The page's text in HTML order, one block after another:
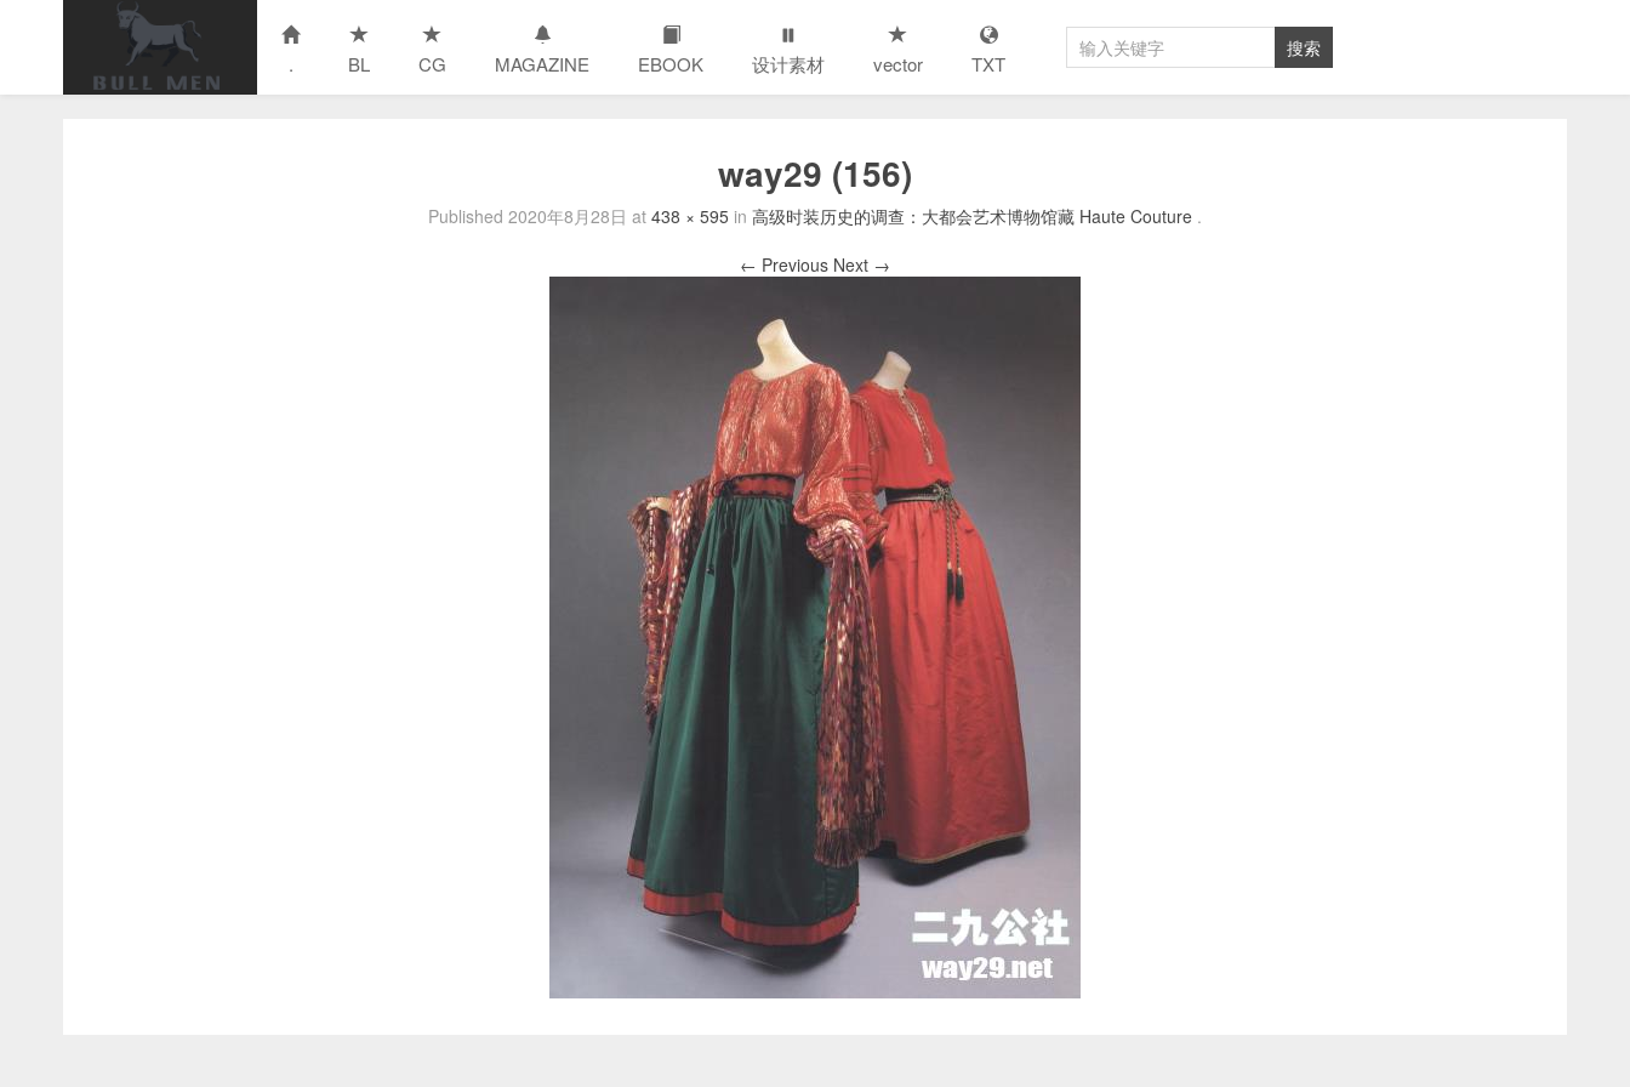
. BL CG MAGAZINE EBOOK 设计素材 vector TXT
way29 (156)
Published 2020年8月28日 at 438 × 595 in 高级时装历史的调查：大都会艺术博物馆藏 Haute Couture .
← Previous Next →